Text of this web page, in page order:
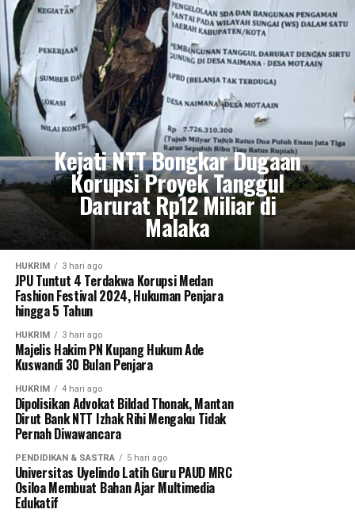
Kejati NTT Bongkar Dugaan
Korupsi Proyek Tanggul
Darurat Rp12 Miliar di
Malaka
HUKRIM 3 hari ago
JPU Tuntut 4 Terdakwa Korupsi Medan
Fashion Festival 2024, Hukuman Penjara
hingga 5 Tahun
HUKRIM 3 hari ago
Majelis Hakim PN Kupang Hukum Ade
Kuswandi 30 Bulan Penjara
HUKRIM 4 hari ago
Dipolisikan Advokat Bildad Thonak, Mantan
Dirut Bank NTT Izhak Rihi Mengaku Tidak
Pernah Diwawancara
PENDIDIKAN & SASTRA 5 hari ago
Universitas Uyelindo Latih Guru PAUD MRC
Osiloa Membuat Bahan Ajar Multimedia
Edukatif